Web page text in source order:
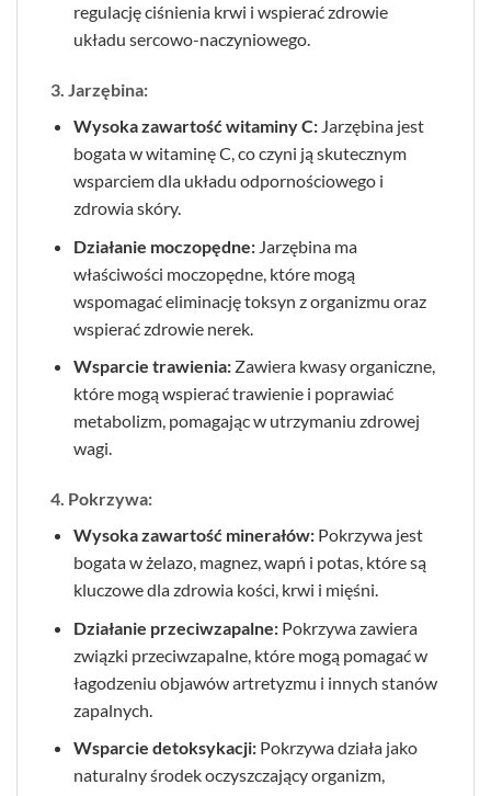
regulację ciśnienia krwi i wspierać zdrowie
układu sercowo-naczyniowego.
3. Jarzębina:
Wysoka zawartość witaminy C:Jarzębina jest
bogata w witaminę C, co czyni ją skutecznym
wsparciem dla układu odpornościowego i
zdrowia skóry.
Działanie moczopędne:Jarzębina ma
właściwości moczopędne, które mogą
wspomagać eliminację toksyn z organizmu oraz
wspierać zdrowie nerek.
Wsparcie trawienia:Zawiera kwasy organiczne,
które mogą wspierać trawienie i poprawiać
metabolizm, pomagając w utrzymaniu zdrowej
wagi.
4. Pokrzywa:
Wysoka zawartość minerałów:Pokrzywa jest
bogata w żelazo, magnez, wapń i potas, które są
kluczowe dla zdrowia kości, krwi i mięśni.
Działanie przeciwzapalne:Pokrzywa zawiera
związki przeciwzapalne, które mogą pomagać w
łagodzeniu objawów artretyzmu i innych stanów
zapalnych.
Wsparcie detoksykacji:Pokrzywa działa jako
naturalny środek oczyszczający organizm,